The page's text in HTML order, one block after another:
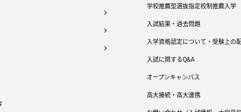
学校推薦型選抜指定校制推薦入学
入試結果・過去問題
入学資格認定について・受験上の
入試に関するQ&A
オープンキャンパス
高大接続・高大連携